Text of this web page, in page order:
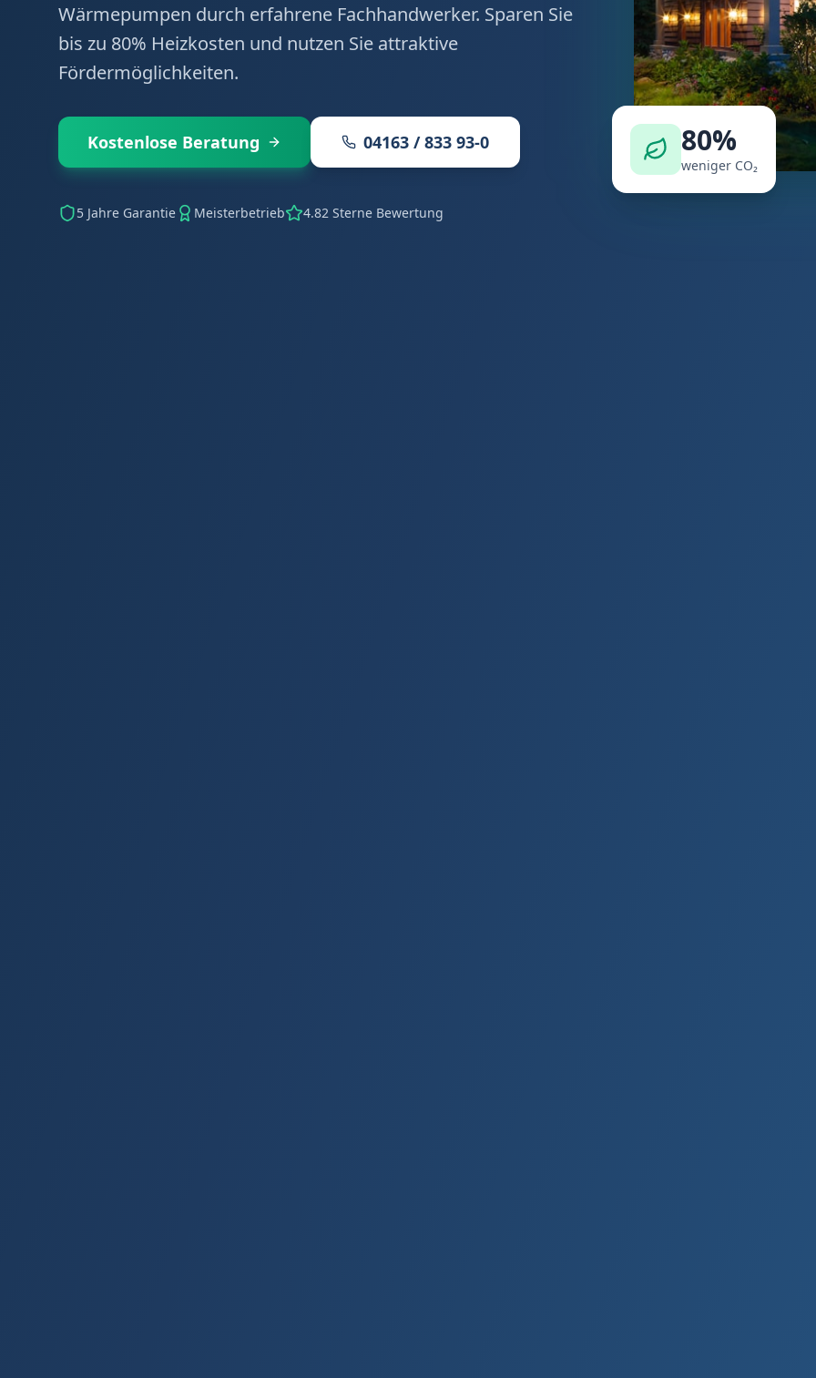
Wärmepumpen durch erfahrene Fachhandwerker. Sparen Sie
bis zu 80% Heizkosten und nutzen Sie attraktive
Fördermöglichkeiten.
Kostenlose Beratung 04163 / 833 93-0
5 Jahre Garantie Meisterbetrieb 4.82 Sterne Bewertung
80%
weniger CO₂